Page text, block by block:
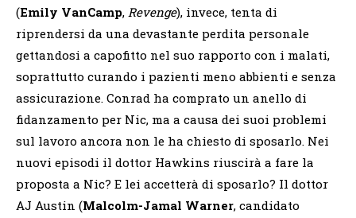
(Emily VanCamp, Revenge), invece, tenta di
riprendersi da una devastante perdita personale
gettandosi a capofitto nel suo rapporto con i malati,
soprattutto curando i pazienti meno abbienti e senza
assicurazione. Conrad ha comprato un anello di
fidanzamento per Nic, ma a causa dei suoi problemi
sul lavoro ancora non le ha chiesto di sposarlo. Nei
nuovi episodi il dottor Hawkins riuscirà a fare la
proposta a Nic? E lei accetterà di sposarlo? Il dottor
AJ Austin (Malcolm-Jamal Warner, candidato